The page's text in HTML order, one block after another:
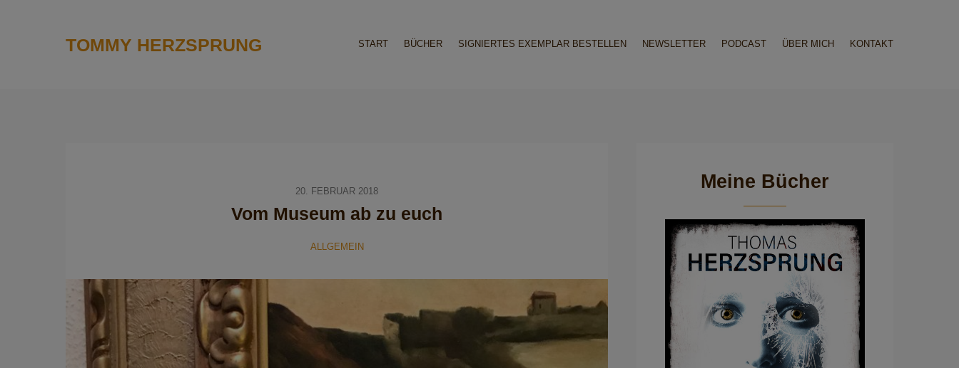
TOMMY HERZSPRUNG START BÜCHER SIGNIERTES EXEMPLAR BESTELLEN NEWSLETTER PODCAST ÜBER MICH KONTAKT
20. FEBRUAR 2018
Vom Museum ab zu euch
ALLGEMEIN
Meine Bücher